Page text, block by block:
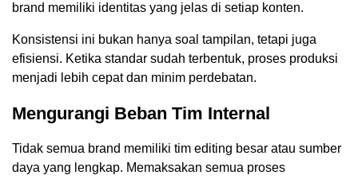
brand memiliki identitas yang jelas di setiap konten.
Konsistensi ini bukan hanya soal tampilan, tetapi juga
efisiensi. Ketika standar sudah terbentuk, proses produksi
menjadi lebih cepat dan minim perdebatan.
Mengurangi Beban Tim Internal
Tidak semua brand memiliki tim editing besar atau sumber
daya yang lengkap. Memaksakan semua proses